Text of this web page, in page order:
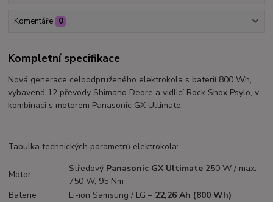
Komentáře 0
Kompletní specifikace
Nová generace celoodpruženého elektrokola s baterií 800 Wh,
vybavená 12 převody Shimano Deore a vidlicí Rock Shox Psylo, v
kombinaci s motorem Panasonic GX Ultimate.
Tabulka technických parametrů elektrokola:
Motor
Středový Panasonic GX Ultimate 250 W / max.
750 W, 95 Nm
Baterie
Li-ion Samsung / LG – 22,26 Ah (800 Wh)